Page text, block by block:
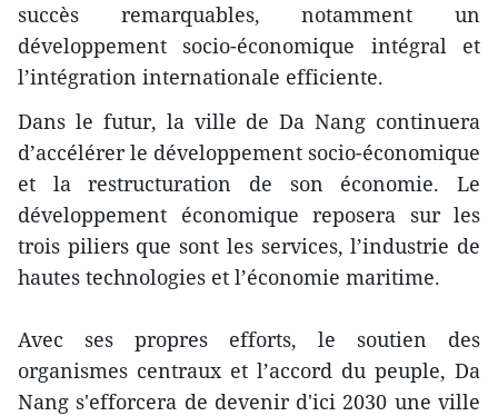
succès remarquables, notamment un
développement socio-économique intégral et
l’intégration internationale efficiente.
Dans le futur, la ville de Da Nang continuera
d’accélérer le développement socio-économique
et la restructuration de son économie. Le
développement économique reposera sur les
trois piliers que sont les services, l’industrie de
hautes technologies et l’économie maritime.
Avec ses propres efforts, le soutien des
organismes centraux et l’accord du peuple, Da
Nang s'efforcera de devenir d'ici 2030 une ville